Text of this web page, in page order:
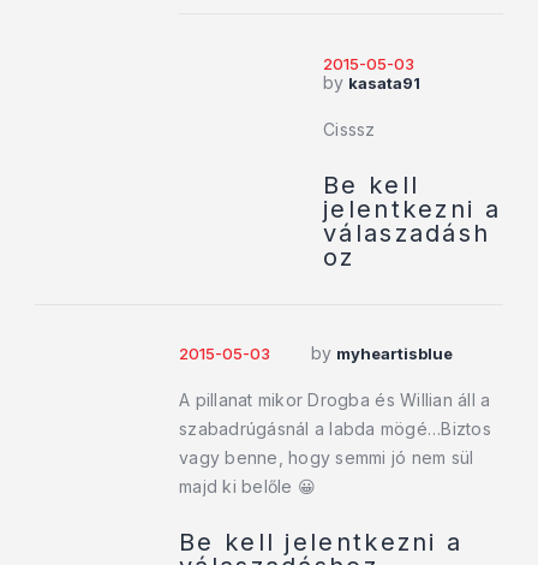
2015-05-03
by kasata91
Cisssz
Be kell
jelentkezni a
válaszadásh
oz
2015-05-03 by myheartisblue
A pillanat mikor Drogba és Willian áll a
szabadrúgásnál a labda mögé…Biztos
vagy benne, hogy semmi jó nem sül
majd ki belőle 😀
Be kell jelentkezni a